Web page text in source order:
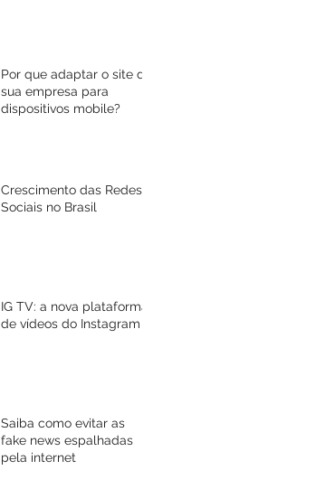
Por que adaptar o site da
sua empresa para
dispositivos mobile?
Crescimento das Redes
Sociais no Brasil
IG TV: a nova plataforma
de vídeos do Instagram
Saiba como evitar as
fake news espalhadas
pela internet